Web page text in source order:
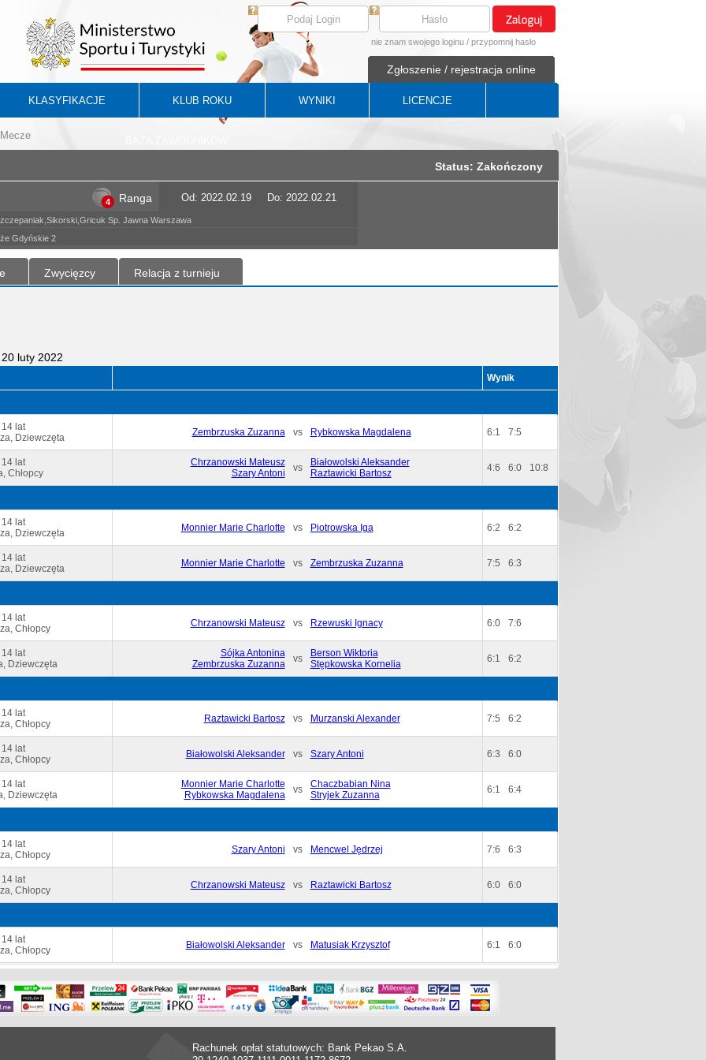
nie znam swojego loginu / przypomnij hasło
Zgłoszenie / rejestracja online
KLASYFIKACJE KLUB ROKU WYNIKI LICENCJE
Status: Zakończony
4 Ranga Od: 2022.02.19 Do: 2022.02.21
Sp. Jawna Warszawa
Gdyńskie 2
Zwycięzcy Relacja z turnieju
luty 2022
Wynik
14 lat
Dziewczęta
Zembrzuska Zuzanna vs Rybkowska Magdalena 6:1 7:5
14 lat
Chłopcy
Chrzanowski Mateusz
Szary Antoni
vs
Białowolski Aleksander
Raztawicki Bartosz
4:6 6:0 10:8
14 lat
Dziewczęta
Monnier Marie Charlotte vs Piotrowska Iga 6:2 6:2
14 lat
Dziewczęta
Monnier Marie Charlotte vs Zembrzuska Zuzanna 7:5 6:3
14 lat
Chłopcy
Chrzanowski Mateusz vs Rzewuski Ignacy 6:0 7:6
14 lat
Dziewczęta
Sójka Antonina
Zembrzuska Zuzanna
vs
Berson Wiktoria
Stępkowska Kornelia
6:1 6:2
14 lat
Chłopcy
Raztawicki Bartosz vs Murzanski Alexander 7:5 6:2
14 lat
Chłopcy
Białowolski Aleksander vs Szary Antoni 6:3 6:0
14 lat
Dziewczęta
Monnier Marie Charlotte
Rybkowska Magdalena
vs
Chaczbabian Nina
Stryjek Zuzanna
6:1 6:4
14 lat
Chłopcy
Szary Antoni vs Mencwel Jędrzej 7:6 6:3
14 lat
Chłopcy
Chrzanowski Mateusz vs Raztawicki Bartosz 6:0 6:0
14 lat
Chłopcy
Białowolski Aleksander vs Matusiak Krzysztof 6:1 6:0
Rachunek opłat statutowych: Bank Pekao S.A.